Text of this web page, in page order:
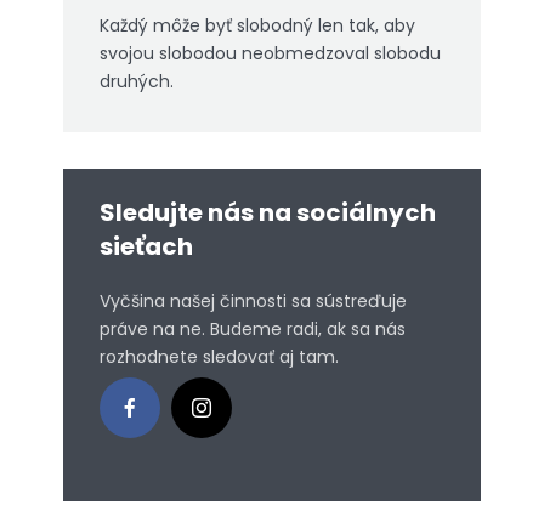
Každý môže byť slobodný len tak, aby
svojou slobodou neobmedzoval slobodu
druhých.
Sledujte nás na sociálnych
sieťach
Vyčšina našej činnosti sa sústreďuje
práve na ne. Budeme radi, ak sa nás
rozhodnete sledovať aj tam.